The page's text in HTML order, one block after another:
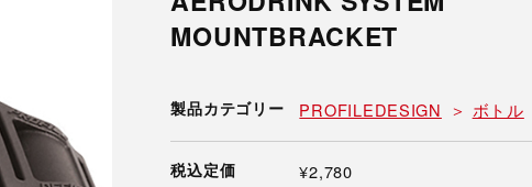
MOUNTBRACKET
製品カテゴリー PROFILEDESIGN ボトル
税込定価 ¥2,780